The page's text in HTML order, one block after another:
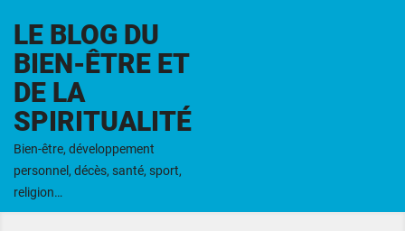
LE BLOG DU
BIEN-ÊTRE ET
DE LA
SPIRITUALITÉ
Bien-être, développement
personnel, décès, santé, sport,
religion…